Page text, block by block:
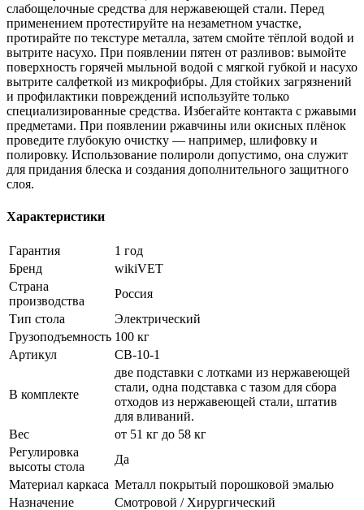
слабощелочные средства для нержавеющей стали. Перед
применением протестируйте на незаметном участке,
протирайте по текстуре металла, затем смойте тёплой водой и
вытрите насухо. При появлении пятен от разливов: вымойте
поверхность горячей мыльной водой с мягкой губкой и насухо
вытрите салфеткой из микрофибры. Для стойких загрязнений
и профилактики повреждений используйте только
специализированные средства. Избегайте контакта с ржавыми
предметами. При появлении ржавчины или окисных плёнок
проведите глубокую очистку — например, шлифовку и
полировку. Использование полироли допустимо, она служит
для придания блеска и создания дополнительного защитного
слоя.
Характеристики
Гарантия
1 год
Бренд
wikiVET
Страна
производства
Россия
Тип стола
Электрический
Грузоподъемность 100 кг
Артикул
СВ-10-1
В комплекте
две подставки с лотками из нержавеющей
стали, одна подставка с тазом для сбора
отходов из нержавеющей стали, штатив
для вливаний.
Вес
от 51 кг до 58 кг
Регулировка
высоты стола
Да
Материал каркаса Металл покрытый порошковой эмалью
Назначение
Смотровой / Хирургический